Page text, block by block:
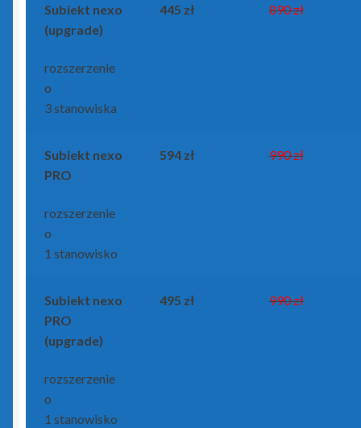
Rachmistrz Nexo
Rachmistrz Nexo Pro
Rewizor Nexo
Rewizor Nexo Pro
Subiekt 123
Subiekt Nexo Pro
Poradniki – kasy fiskalne
Subiekt nexo
(upgrade)
rozszerzenie
o
3 stanowiska
445 zł 890 zł
Subiekt nexo
PRO
rozszerzenie
o
1 stanowisko
594 zł 990 zł
Subiekt nexo
PRO
(upgrade)
rozszerzenie
o
1 stanowisko
495 zł 990 zł